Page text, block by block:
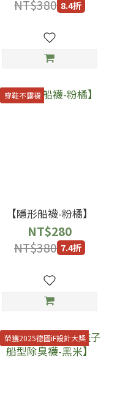
NT$380 8.4折
穿鞋不露襪
【隱形船襪-粉橘】
NT$280
NT$380 7.4折
榮獲2025德國iF設計大獎